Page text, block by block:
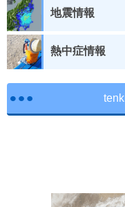
地震情報
熱中症情報